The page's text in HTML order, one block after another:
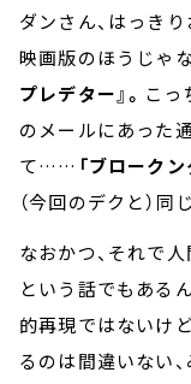
ダンさん、はっき
映画版のほうじゃな
プレデター』。 こっ
のメールにあった
て…… 「ブロークン
（今回のデクと）同
なおかつ、それで
という話でもある
的再現ではないけ
るのは間違いない